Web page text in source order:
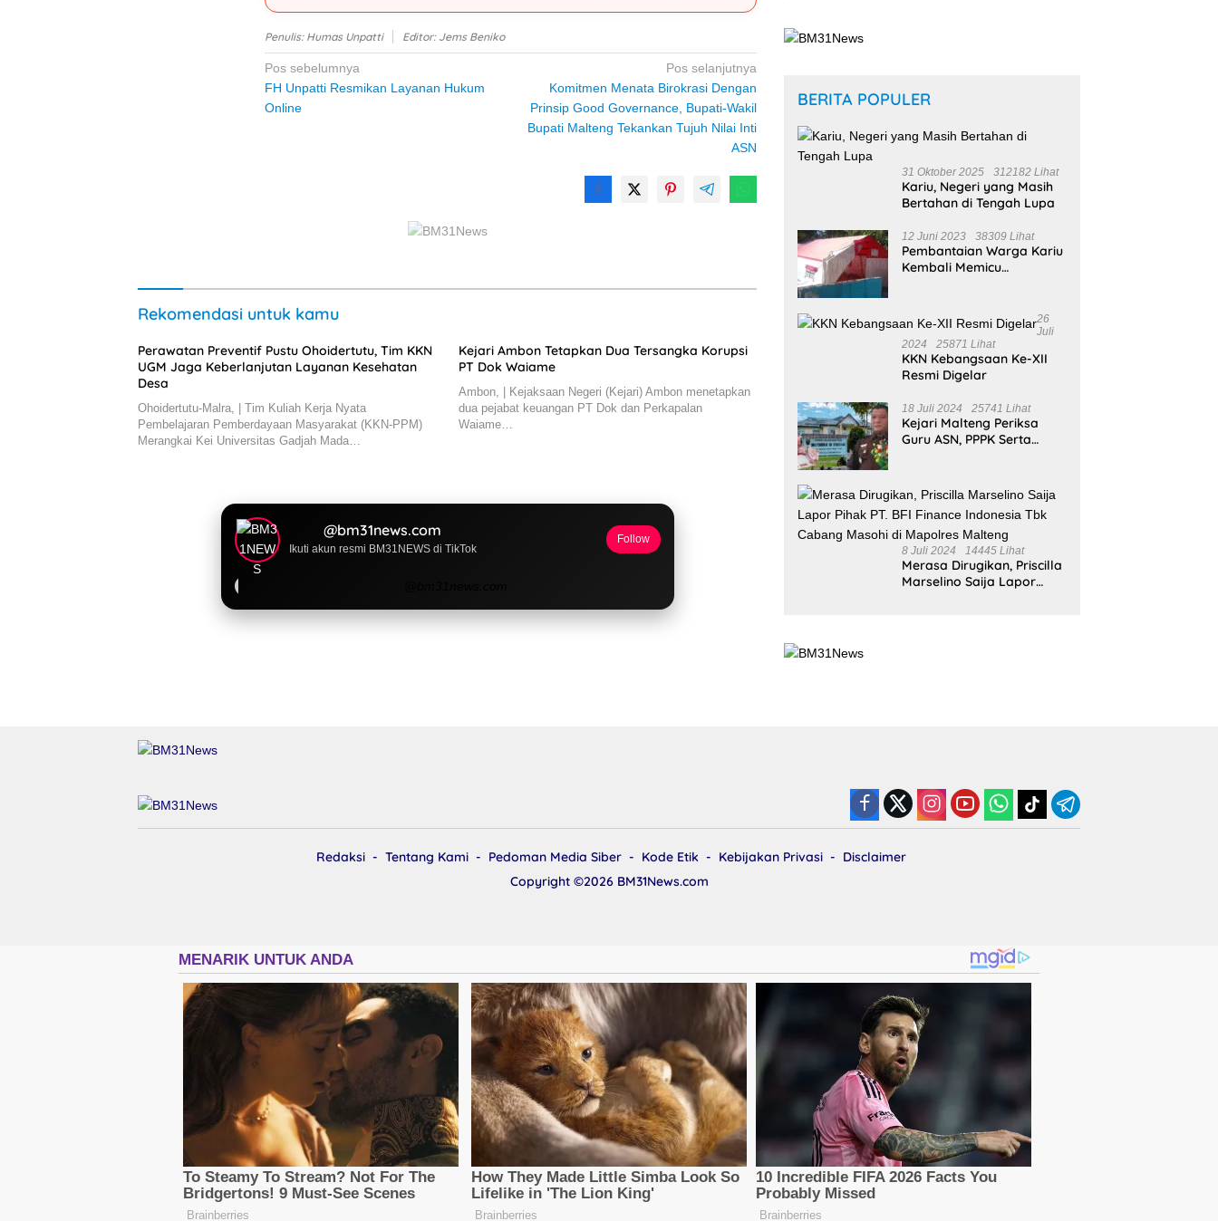
Penulis: Humas Unpatti Editor: Jems Beniko
Navigasi
pos
Pos sebelumnya
FH Unpatti Resmikan Layanan Hukum
Online
Pos selanjutnya
Komitmen Menata Birokrasi Dengan
Prinsip Good Governance, Bupati-Wakil
Bupati Malteng Tekankan Tujuh Nilai Inti
ASN
Rekomendasi untuk kamu
Perawatan Preventif Pustu Ohoidertutu, Tim KKN
UGM Jaga Keberlanjutan Layanan Kesehatan
Desa
Ohoidertutu-Malra, | Tim Kuliah Kerja Nyata
Pembelajaran Pemberdayaan Masyarakat (KKN-PPM)
Merangkai Kei Universitas Gadjah Mada…
Kejari Ambon Tetapkan Dua Tersangka Korupsi
PT Dok Waiame
Ambon, | Kejaksaan Negeri (Kejari) Ambon menetapkan
dua pejabat keuangan PT Dok dan Perkapalan
Waiame…
@bm31news.com
Ikuti akun resmi BM31NEWS di TikTok
Follow
BERITA POPULER
31 Oktober 2025 312182 Lihat
Kariu, Negeri yang Masih
Bertahan di Tengah Lupa
12 Juni 2023 38309 Lihat
Pembantaian Warga Kariu
Kembali Memicu
26
Juli
2024
25871 Lihat
KKN Kebangsaan Ke-XII
Resmi Digelar
18 Juli 2024 25741 Lihat
Kejari Malteng Periksa
Guru ASN, PPPK Serta
Tahun 2023 Capai 7,4 M
8 Juli 2024 14445 Lihat
Merasa Dirugikan, Priscilla
Marselino Saija Lapor
Redaksi Tentang Kami Pedoman Media Siber Kode Etik Kebijakan Privasi
Disclaimer
Copyright ©2026 BM31News.com